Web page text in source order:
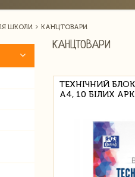
ШКОЛИ КАНЦТОВАРИ
КАНЦТОВАРИ
ТЕХНІЧНИЙ
А4, 10 БІЛИХ